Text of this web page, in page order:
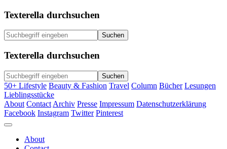
Texterella durchsuchen
Texterella durchsuchen
50+ Lifestyle Beauty & Fashion Travel Column Bücher Lesungen
Lieblingsstücke
About Contact Archiv Presse Impressum Datenschutzerklärung
Facebook Instagram Twitter Pinterest
About